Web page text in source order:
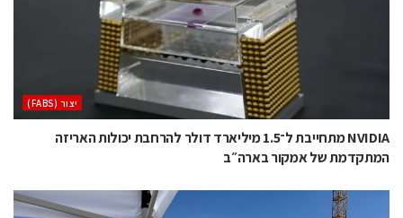
‫יצור (‪(FABS‬‬
NVIDIA מתחייבת ל־1.5 מיליארד דולר להרחבת יכולות האריזה
המתקדמת של אמקור בארה״ב